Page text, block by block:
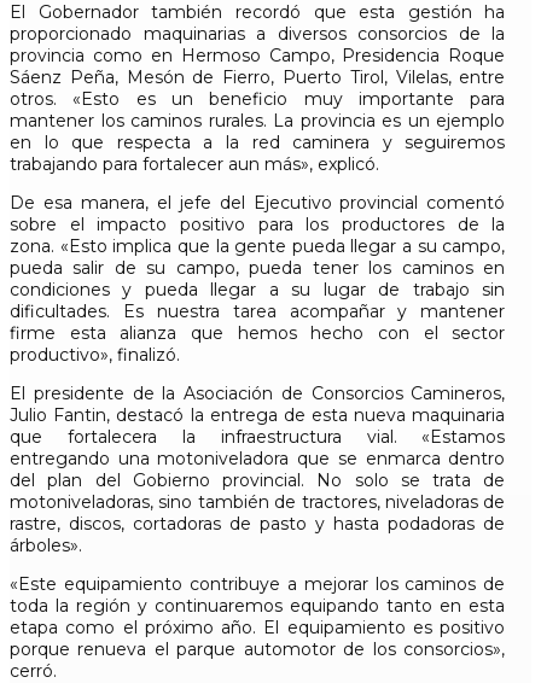
El Gobernador también recordó que esta gestión ha
proporcionado maquinarias a diversos consorcios de la
provincia como en Hermoso Campo, Presidencia Roque
Sáenz Peña, Mesón de Fierro, Puerto Tirol, Vilelas, entre
otros. «Esto es un beneficio muy importante para
mantener los caminos rurales. La provincia es un ejemplo
en lo que respecta a la red caminera y seguiremos
trabajando para fortalecer aun más», explicó.
De esa manera, el jefe del Ejecutivo provincial comentó
sobre el impacto positivo para los productores de la
zona. «Esto implica que la gente pueda llegar a su campo,
pueda salir de su campo, pueda tener los caminos en
condiciones y pueda llegar a su lugar de trabajo sin
dificultades. Es nuestra tarea acompañar y mantener
firme esta alianza que hemos hecho con el sector
productivo», finalizó.
El presidente de la Asociación de Consorcios Camineros,
Julio Fantin, destacó la entrega de esta nueva maquinaria
que fortalecera la infraestructura vial. «Estamos
entregando una motoniveladora que se enmarca dentro
del plan del Gobierno provincial. No solo se trata de
motoniveladoras, sino también de tractores, niveladoras de
rastre, discos, cortadoras de pasto y hasta podadoras de
árboles».
«Este equipamiento contribuye a mejorar los caminos de
toda la región y continuaremos equipando tanto en esta
etapa como el próximo año. El equipamiento es positivo
porque renueva el parque automotor de los consorcios»,
cerró.